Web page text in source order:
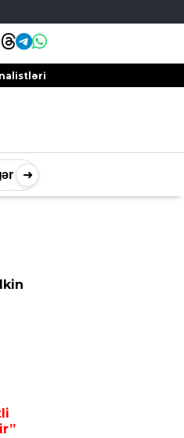
bayramı münasibətilə təbrik
➜